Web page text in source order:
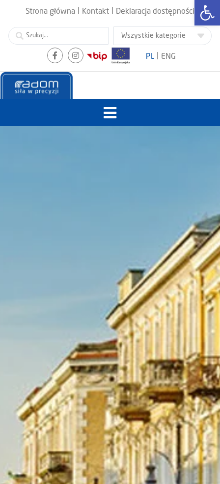
Strona główna Kontakt Deklaracja dostępności
PL ENG